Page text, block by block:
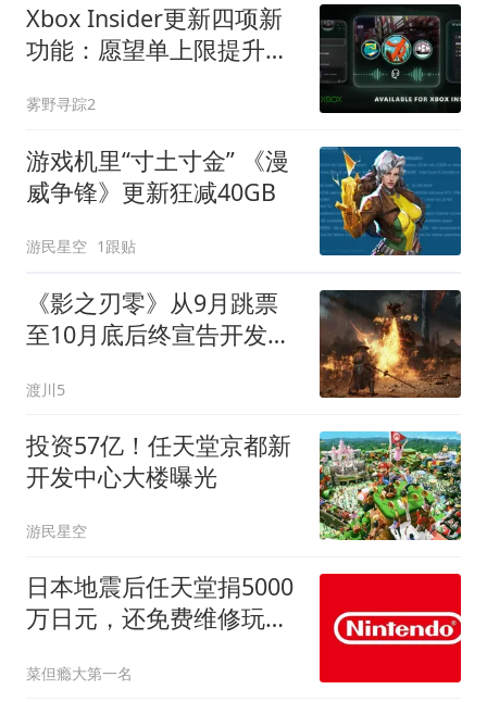
Xbox Insider更新四项新
功能：愿望单上限提升至
雾野寻踪2
游戏机里“寸土寸金” 《漫
威争锋》更新狂减40GB
游民星空 1跟贴
《影之刃零》从9月跳票
至10月底后终宣告开发完
11分钟新预告
渡川5
投资57亿！任天堂京都新
开发中心大楼曝光
游民星空
日本地震后任天堂捐5000
万日元，还免费维修玩家
菜但瘾大第一名